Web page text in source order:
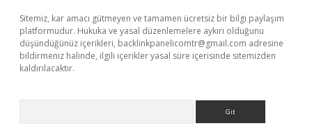
Sitemiz, kar amacı gütmeyen ve tamamen ücretsiz bir bilgi paylaşım
platformudur. Hukuka ve yasal düzenlemelere aykırı olduğunu
düşündüğünüz içerikleri, backlinkpanelicomtr@gmail.com adresine
bildirmeniz halinde, ilgili içerikler yasal süre içerisinde sitemizden
kaldırılacaktır.